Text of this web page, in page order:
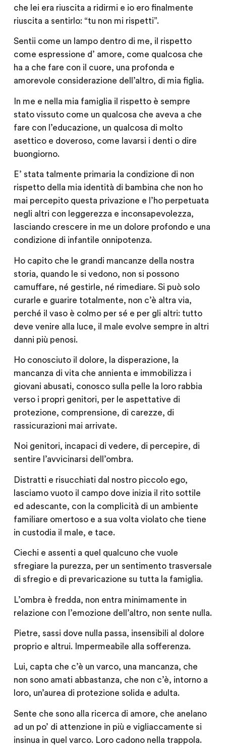
che lei era riuscita a ridirmi e io ero finalmente
riuscita a sentirlo: “tu non mi rispetti”.
Sentii come un lampo dentro di me, il rispetto
come espressione d’ amore, come qualcosa che
ha a che fare con il cuore, una profonda e
amorevole considerazione dell’altro, di mia figlia.
In me e nella mia famiglia il rispetto è sempre
stato vissuto come un qualcosa che aveva a che
fare con l’educazione, un qualcosa di molto
asettico e doveroso, come lavarsi i denti o dire
buongiorno.
E’ stata talmente primaria la condizione di non
rispetto della mia identità di bambina che non ho
mai percepito questa privazione e l’ho perpetuata
negli altri con leggerezza e inconsapevolezza,
lasciando crescere in me un dolore profondo e una
condizione di infantile onnipotenza.
Ho capito che le grandi mancanze della nostra
storia, quando le si vedono, non si possono
camuffare, né gestirle, né rimediare. Si può solo
curarle e guarire totalmente, non c’è altra via,
perché il vaso è colmo per sé e per gli altri: tutto
deve venire alla luce, il male evolve sempre in altri
danni più penosi.
Ho conosciuto il dolore, la disperazione, la
mancanza di vita che annienta e immobilizza i
giovani abusati, conosco sulla pelle la loro rabbia
verso i propri genitori, per le aspettative di
protezione, comprensione, di carezze, di
rassicurazioni mai arrivate.
Noi genitori, incapaci di vedere, di percepire, di
sentire l’avvicinarsi dell’ombra.
Distratti e risucchiati dal nostro piccolo ego,
lasciamo vuoto il campo dove inizia il rito sottile
ed adescante, con la complicità di un ambiente
familiare omertoso e a sua volta violato che tiene
in custodia il male, e tace.
Ciechi e assenti a quel qualcuno che vuole
sfregiare la purezza, per un sentimento trasversale
di sfregio e di prevaricazione su tutta la famiglia.
L’ombra è fredda, non entra minimamente in
relazione con l’emozione dell’altro, non sente nulla.
Pietre, sassi dove nulla passa, insensibili al dolore
proprio e altrui. Impermeabile alla sofferenza.
Lui, capta che c’è un varco, una mancanza, che
non sono amati abbastanza, che non c’è, intorno a
loro, un’aurea di protezione solida e adulta.
Sente che sono alla ricerca di amore, che anelano
ad un po’ di attenzione in più e vigliaccamente si
insinua in quel varco. Loro cadono nella trappola.